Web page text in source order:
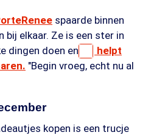
spaarde binnen
elkaar. Ze is een ster in
dingen doen en
helpt
"Begin vroeg, echt nu al
kopen is een trucje